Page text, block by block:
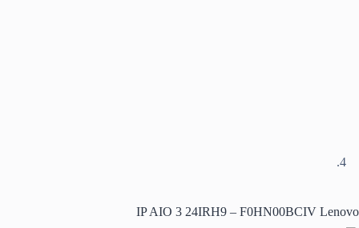
IP AIO 3 24IRH9 – F0HN00BCIV Lenovo